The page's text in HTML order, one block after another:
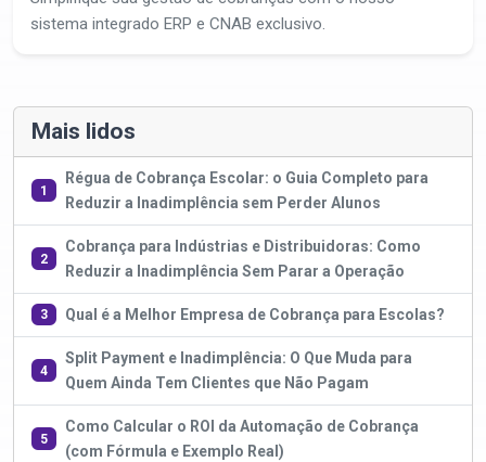
sistema integrado ERP e CNAB exclusivo.
Mais lidos
1
Régua de Cobrança Escolar: o Guia Completo para
Reduzir a Inadimplência sem Perder Alunos
2
Cobrança para Indústrias e Distribuidoras: Como
Reduzir a Inadimplência Sem Parar a Operação
3 Qual é a Melhor Empresa de Cobrança para Escolas?
4
Split Payment e Inadimplência: O Que Muda para
Quem Ainda Tem Clientes que Não Pagam
5
Como Calcular o ROI da Automação de Cobrança
(com Fórmula e Exemplo Real)